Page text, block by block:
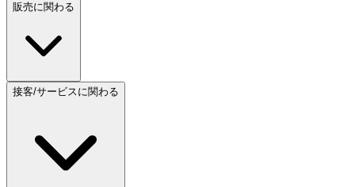
販売に関わる
接客/サービスに関わる